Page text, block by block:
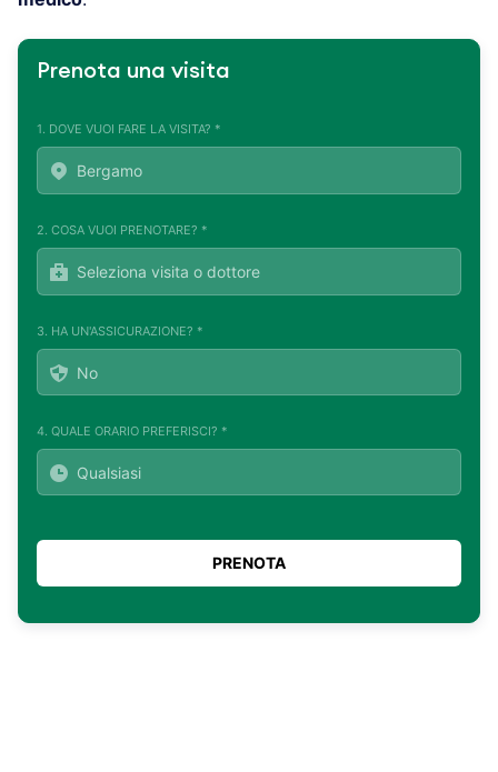
Prenota una visita
1. DOVE VUOI FARE LA VISITA? *
2. COSA VUOI PRENOTARE? *
3. HA UN'ASSICURAZIONE? *
4. QUALE ORARIO PREFERISCI? *